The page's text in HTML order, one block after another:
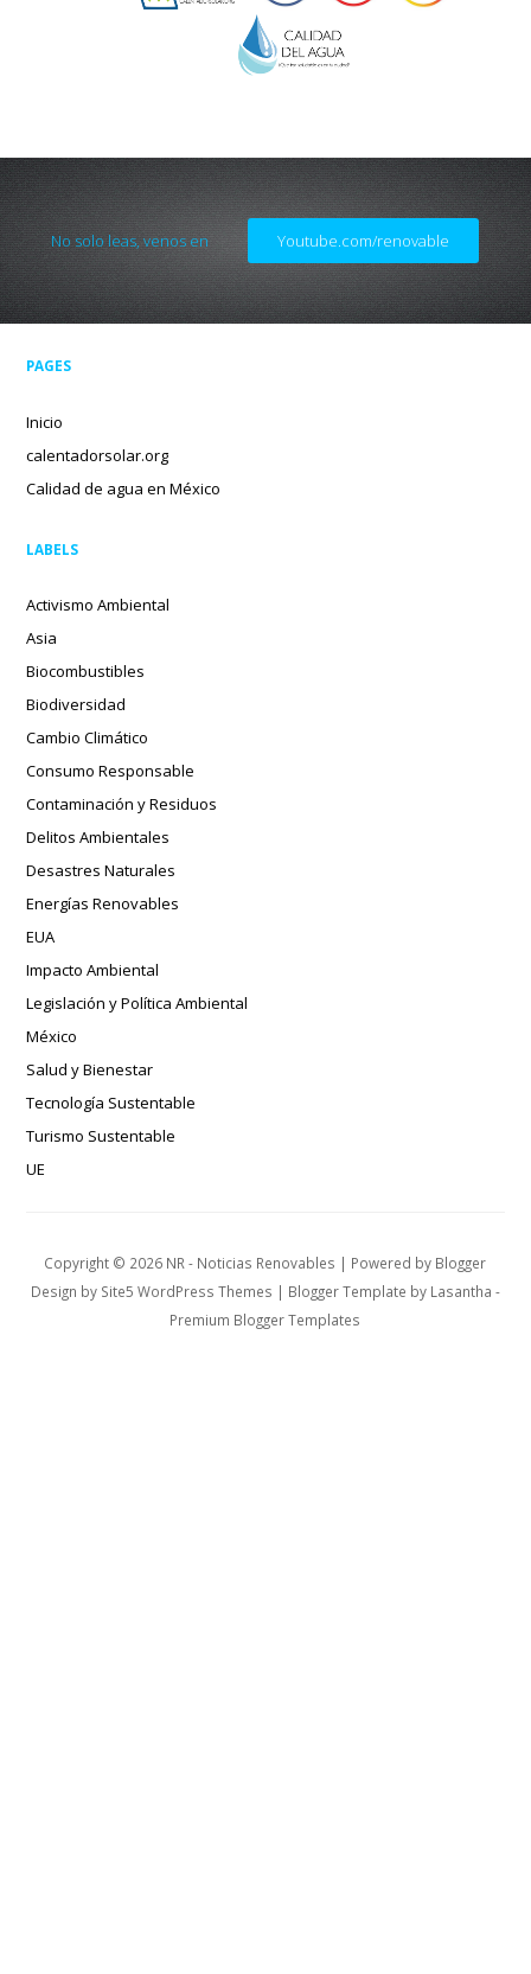
No solo leas, venos en Youtube.com/renovable
PAGES
Inicio
calentadorsolar.org
Calidad de agua en México
LABELS
Activismo Ambiental
Asia
Biocombustibles
Biodiversidad
Cambio Climático
Consumo Responsable
Contaminación y Residuos
Delitos Ambientales
Desastres Naturales
Energías Renovables
EUA
Impacto Ambiental
Legislación y Política Ambiental
México
Salud y Bienestar
Tecnología Sustentable
Turismo Sustentable
UE
Copyright © 2026 NR - Noticias Renovables | Powered by Blogger
Design by Site5 WordPress Themes | Blogger Template by Lasantha -
Premium Blogger Templates